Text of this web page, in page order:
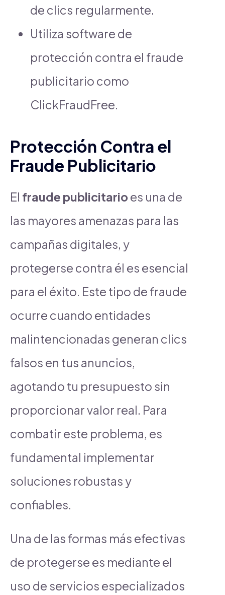
de clics regularmente.
Utiliza software de
protección contra el fraude
publicitario como
ClickFraudFree.
Protección Contra el
Fraude Publicitario
El fraude publicitario es una de
las mayores amenazas para las
campañas digitales, y
protegerse contra él es esencial
para el éxito. Este tipo de fraude
ocurre cuando entidades
malintencionadas generan clics
falsos en tus anuncios,
agotando tu presupuesto sin
proporcionar valor real. Para
combatir este problema, es
fundamental implementar
soluciones robustas y
confiables.
Una de las formas más efectivas
de protegerse es mediante el
uso de servicios especializados